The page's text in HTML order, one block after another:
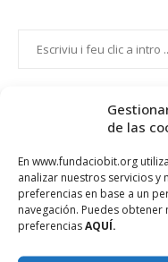
de las
En www.fundaciobit.org
analizar nuestros servicios
preferencias en base a un
navegación. Puedes
preferenciasAQUÍ.
PROJECTE